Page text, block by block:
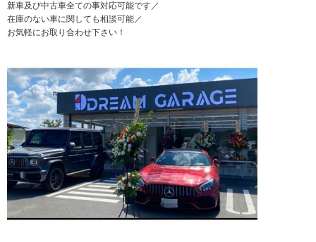
新車及び中古車全ての事対応可能です／
在庫のない車に関しても相談可能／
お気軽にお取り合わせ下さい！